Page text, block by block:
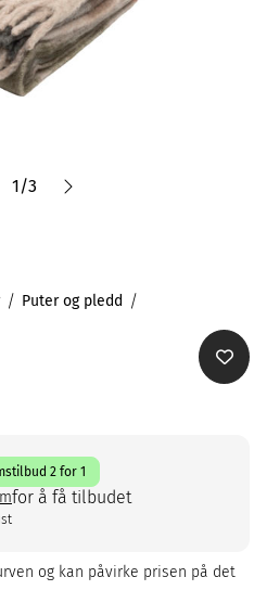
1/3
Puter og pledd
2 for 1
for å få tilbudet
og kan påvirke prisen på det